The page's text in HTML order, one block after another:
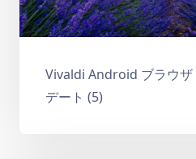
Vivaldi Android ブラウザ
デート (5)